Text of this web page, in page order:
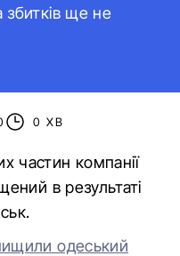
ще не
0 ХВ
частин компанії
в результаті
одеський